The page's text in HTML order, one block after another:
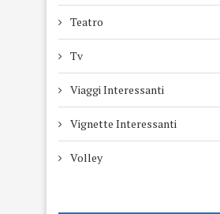
Teatro
Tv
Viaggi Interessanti
Vignette Interessanti
Volley